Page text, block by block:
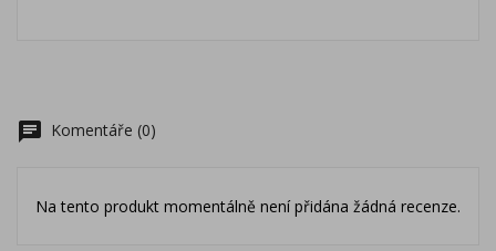
chat Komentáře (0)
Na tento produkt momentálně není přidána žádná recenze.